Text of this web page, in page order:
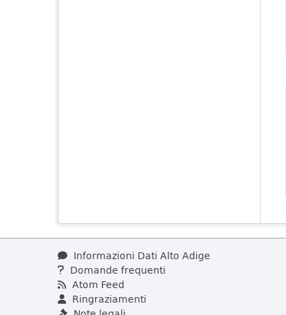
Informazioni Dati Alto Adige
Domande frequenti
Atom Feed
Ringraziamenti